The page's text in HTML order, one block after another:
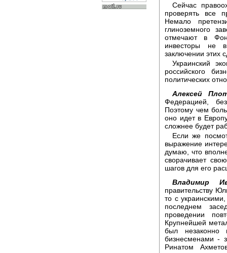
Сейчас
проверять все
Немало
глиноземного
отмечают в
инвесторы не
заключении этих
Украинский
российского
политических
Алексей
Федерацией,
Поэтому чем
оно идет в
сложнее будет
Если же
выражение
думаю, что
сворачивает
шагов для его
Владимир
правительству
то с
последнем
проведении
Крупнейшей
был незаконно
бизнесменами -
Ринатом